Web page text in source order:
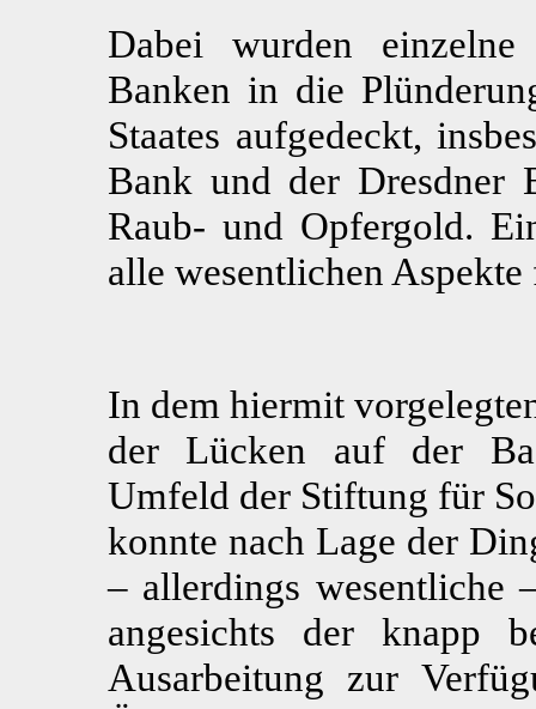
Dabei wurden
Banken in die
Staates aufgedeckt,
Bank und der Dresdner
Raub- und Opfergold.
alle wesentlichen
In dem hiermit
der Lücken auf der
Umfeld der Stiftung für
konnte nach Lage der
– allerdings wesentliche
angesichts der knapp
Ausarbeitung zur